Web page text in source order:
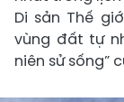
Di sản Thế
vùng đất tự
niên sử sống”